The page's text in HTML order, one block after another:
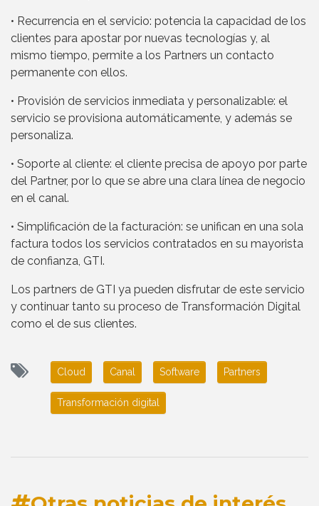
• Recurrencia en el servicio: potencia la capacidad de los
clientes para apostar por nuevas tecnologías y, al
mismo tiempo, permite a los Partners un contacto
permanente con ellos.
• Provisión de servicios inmediata y personalizable: el
servicio se provisiona automáticamente, y además se
personaliza.
• Soporte al cliente: el cliente precisa de apoyo por parte
del Partner, por lo que se abre una clara línea de negocio
en el canal.
• Simplificación de la facturación: se unifican en una sola
factura todos los servicios contratados en su mayorista
de confianza, GTI.
Los partners de GTI ya pueden disfrutar de este servicio
y continuar tanto su proceso de Transformación Digital
como el de sus clientes.
Cloud Canal Software Partners
Transformación digital